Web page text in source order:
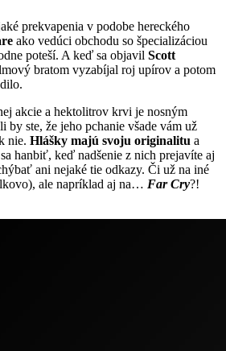
prekvapenia v podobe hereckého
ako vedúci obchodu so špecializáciou
poteší. A keď sa objavil Scott
bratom vyzabíjal roj upírov a potom
akcie a hektolitrov krvi je nosným
by ste, že jeho pchanie všade vám už
nie. Hlášky majú svoju originalitu a
hanbiť, keď nadšenie z nich prejavíte aj
ani nejaké tie odkazy. Či už na iné
ale napríklad aj na… Far Cry?!